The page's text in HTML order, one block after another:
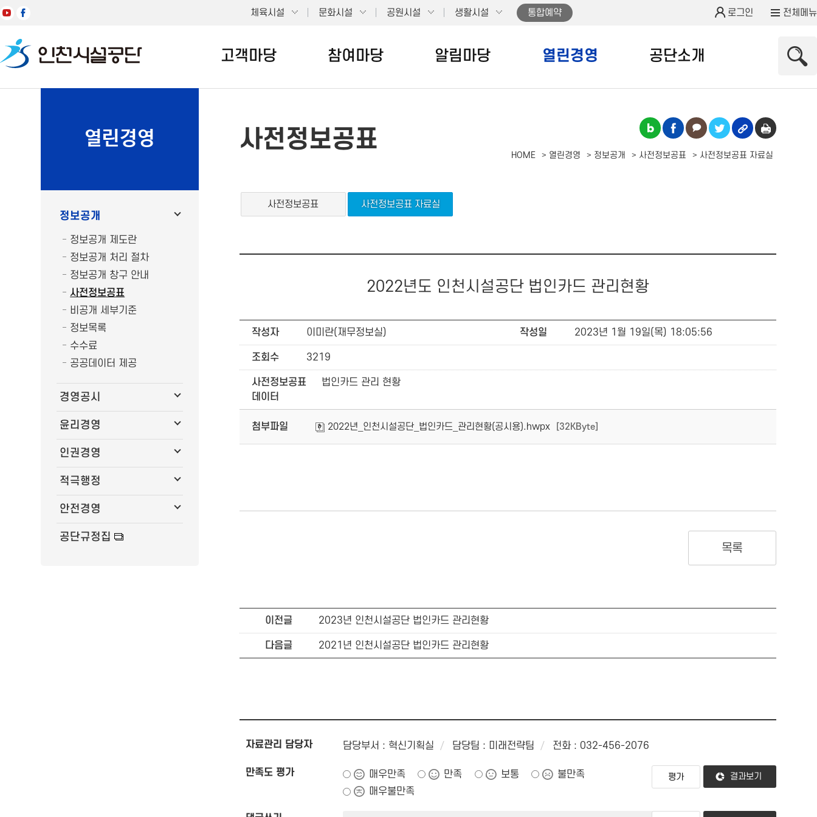
체육시설 문화시설 공원시설 생활시설 통합예약 로그인 전체메뉴
고객마당 참여마당 알림마당 열린경영 공단소개
열린경영
정보공개
정보공개 제도란
정보공개 처리 절차
정보공개 창구 안내
사전정보공표
비공개 세부기준
정보목록
수수료
공공데이터 제공
경영공시
윤리경영
인권경영
적극행정
안전경영
공단규정집
사전정보공표
HOME 열린경영 정보공개 사전정보공표 사전정보공표 자료실
사전정보공표 사전정보공표 자료실
2022년도 인천시설공단 법인카드 관리현황
작성자 이미란(재무정보실) 작성일 2023년 1월 19일(목) 18:05:56
조회수 3219
사전정보공표
데이터
법인카드 관리 현황
첨부파일 2022년_인천시설공단_법인카드_관리현황(공시용).hwpx [32KByte]
목록
이전글 2023년 인천시설공단 법인카드 관리현황
다음글 2021년 인천시설공단 법인카드 관리현황
자료관리 담당자 담당부서 : 혁신기획실 담당팀 : 미래전략팀 전화 : 032-456-2076
만족도 평가 매우만족 만족 보통
불만족
매우불만족
결과보기